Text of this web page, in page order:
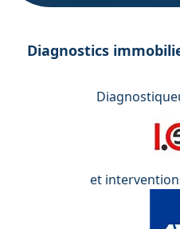
Diagnostics
et